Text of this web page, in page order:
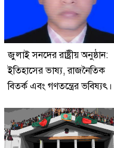
জুলাই সনদের রাষ্ট্রীয় অনুষ্ঠান:
ইতিহাসের ভাষ্য, রাজনৈতিক
বিতর্ক এবং গণতন্ত্রের ভবিষ্যৎ।